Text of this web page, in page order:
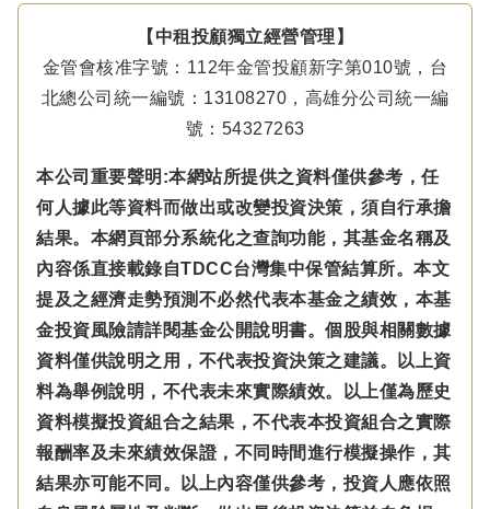
【中租投顧獨立經營管理】
金管會核准字號：112年金管投顧新字第010號，台
北總公司統一編號：13108270，高雄分公司統一編
號：54327263
本公司重要聲明:本網站所提供之資料僅供參考，任
何人據此等資料而做出或改變投資決策，須自行承擔
結果。本網頁部分系統化之查詢功能，其基金名稱及
內容係直接載錄自TDCC台灣集中保管結算所。本文
提及之經濟走勢預測不必然代表本基金之績效，本基
金投資風險請詳閱基金公開說明書。個股與相關數據
資料僅供說明之用，不代表投資決策之建議。以上資
料為舉例說明，不代表未來實際績效。以上僅為歷史
資料模擬投資組合之結果，不代表本投資組合之實際
報酬率及未來績效保證，不同時間進行模擬操作，其
結果亦可能不同。以上內容僅供參考，投資人應依照